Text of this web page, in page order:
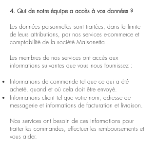
4. Qui de notre équipe a accès à vos données ?
Les données personnelles sont traitées, dans la limite
de leurs attributions, par nos services e-commerce et
comptabilité de la société Maisonetta.
Les membres de nos services ont accès aux
informations suivantes que vous nous fournissez :
Informations de commande tel que ce qui a été
acheté, quand et où cela doit être envoyé.
Informations client tel que votre nom, adresse de
messagerie et informations de facturation et livraison.
Nos services ont besoin de ces informations pour
traiter les commandes, effectuer les remboursements et
vous aider.